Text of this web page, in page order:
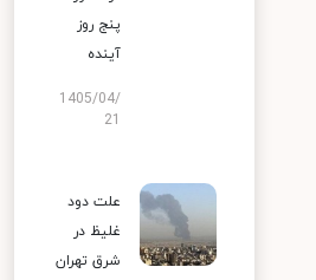
پنج روز
آینده
1405/04/
علت دود
غلیظ در
شرق تهران